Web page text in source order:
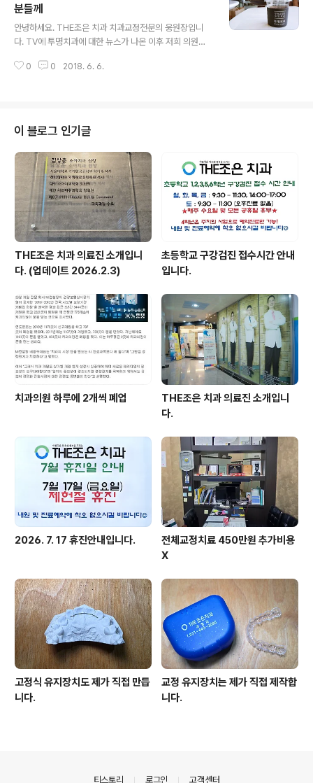
분들께
안녕하세요. THE조은 치과 치과교정전문의 웅원장입니
다. TV에 투명치과에 대한 뉴스가 나온 이후 저희 의원에
있습니다. 진료상황이나 병원을 옮기는 문제들에 대해 궁
0 0 2018. 6. 6.
이 블로그 인기글
THE조은 치과 의료진 소개입니
다. (업데이트 2026.2.3)
초등학교 구강검진 접수시간 안내
입니다.
치과의원 하루에 2개씩 폐업
THE조은 치과 의료진 소개입니
다.
2026. 7. 17 휴진안내입니다.
전체교정치료 450만원 추가비용
X
고정식 유지장치도 제가 직접 만듭
니다.
교정 유지장치는 제가 직접 제작합
니다.
티스토리 로그인 고객센터